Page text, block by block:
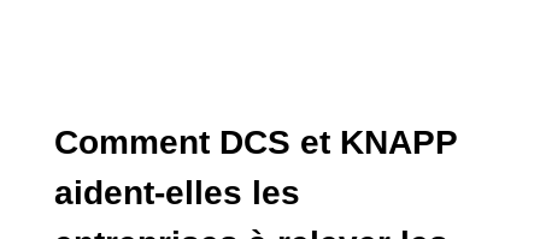
Comment DCS et KNAPP
aident-elles les